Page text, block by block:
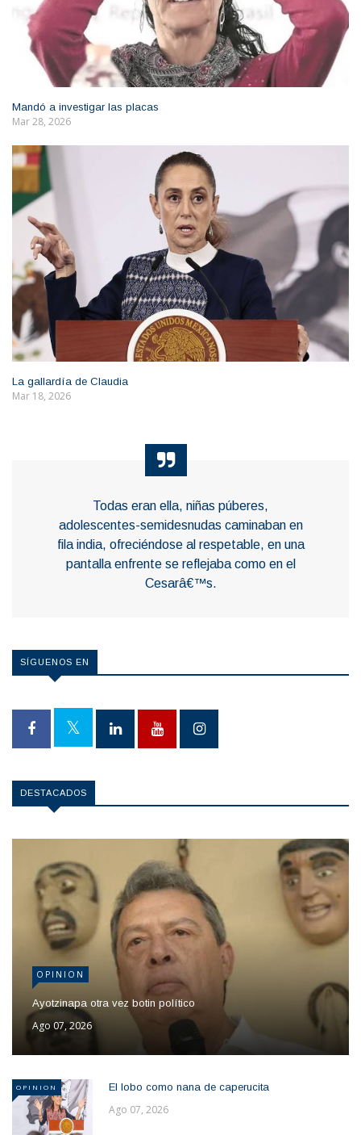
Mandó a investigar las placas
Mar 28, 2026
La gallardía de Claudia
Mar 18, 2026
Todas eran ella, niñas púberes,
adolescentes-semidesnudas caminaban en
fila india, ofreciéndose al respetable, en una
pantalla enfrente se reflejaba como en el
Cesarâ€™s.
SÍGUENOS EN
DESTACADOS
OPINION
Ayotzinapa otra vez botin político
Ago 07, 2026
OPINION El lobo como nana de caperucita
Ago 07, 2026